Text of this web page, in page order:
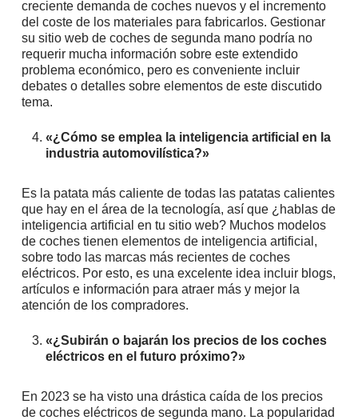
creciente demanda de coches nuevos y el incremento
del coste de los materiales para fabricarlos. Gestionar
su sitio web de coches de segunda mano podría no
requerir mucha información sobre este extendido
problema económico, pero es conveniente incluir
debates o detalles sobre elementos de este discutido
tema.
«¿Cómo se emplea la inteligencia artificial en la
industria automovilística?»
Es la patata más caliente de todas las patatas calientes
que hay en el área de la tecnología, así que ¿hablas de
inteligencia artificial en tu sitio web? Muchos modelos
de coches tienen elementos de inteligencia artificial,
sobre todo las marcas más recientes de coches
eléctricos. Por esto, es una excelente idea incluir blogs,
artículos e información para atraer más y mejor la
atención de los compradores.
«¿Subirán o bajarán los precios de los coches
eléctricos en el futuro próximo?»
En 2023 se ha visto una drástica caída de los precios
de coches eléctricos de segunda mano. La popularidad